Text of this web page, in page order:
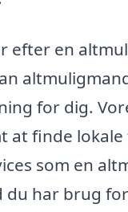
efter en
for dig.
at finde
som en
du har brug